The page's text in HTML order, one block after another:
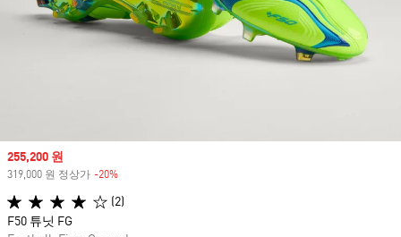
Sale price
255,200 원
319,000 원 정상가 -20%
(2)
F50 튜닛 FG